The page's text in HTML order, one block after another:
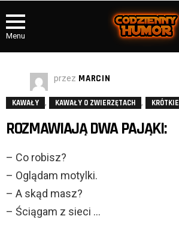
Menu
przez MARCIN
KAWAŁY , KAWAŁY O ZWIERZĘTACH , KRÓTKIE
ROZMAWIAJĄ DWA PAJĄKI:
– Co robisz?
– Oglądam motylki.
– A skąd masz?
– Ściągam z sieci …